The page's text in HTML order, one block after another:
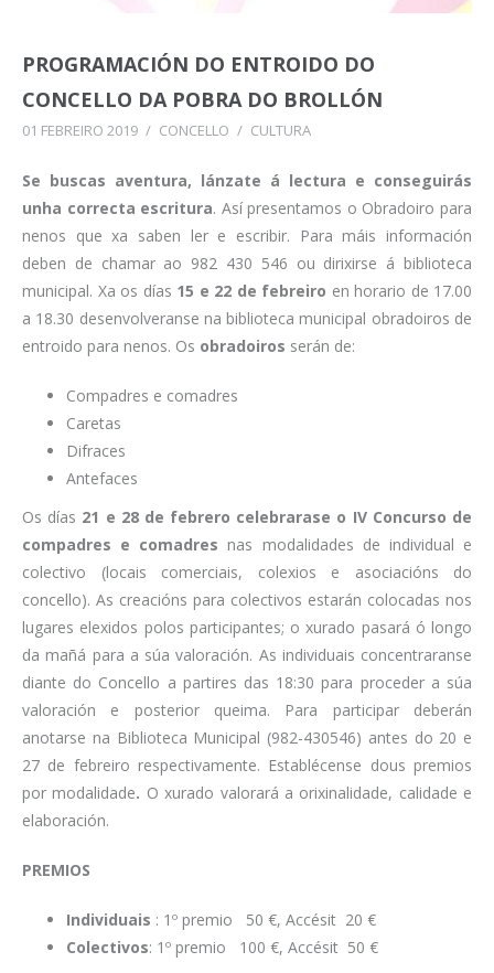
PROGRAMACIÓN DO ENTROIDO DO
CONCELLO DA POBRA DO BROLLÓN
01 FEBREIRO 2019 / CONCELLO / CULTURA
Se buscas aventura, lánzate á lectura e conseguirás
unha correcta escritura. Así presentamos o Obradoiro para
nenos que xa saben ler e escribir. Para máis información
deben de chamar ao 982 430 546 ou dirixirse á biblioteca
municipal. Xa os días 15 e 22 de febreiro en horario de 17.00
a 18.30 desenvolveranse na biblioteca municipal obradoiros de
entroido para nenos. Os obradoiros serán de:
Compadres e comadres
Caretas
Difraces
Antefaces
Os días 21 e 28 de febrero celebrarase o IV Concurso de
compadres e comadres nas modalidades de individual e
colectivo (locais comerciais, colexios e asociacións do
concello). As creacións para colectivos estarán colocadas nos
lugares elexidos polos participantes; o xurado pasará ó longo
da mañá para a súa valoración. As individuais concentraranse
diante do Concello a partires das 18:30 para proceder a súa
valoración e posterior queima. Para participar deberán
anotarse na Biblioteca Municipal (982-430546) antes do 20 e
27 de febreiro respectivamente. Establécense dous premios
por modalidade. O xurado valorará a orixinalidade, calidade e
elaboración.
PREMIOS
Individuais : 1º premio 50 €, Accésit 20 €
Colectivos: 1º premio 100 €, Accésit 50 €